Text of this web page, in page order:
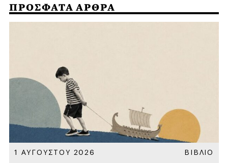
ΠΡΟΣΦΑΤΑ ΑΡΘΡΑ
1 ΑΥΓΟΥΣΤΟΥ 2026 ΒΙΒΛΙΟ